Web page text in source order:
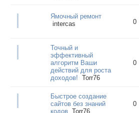
Ямочный ремонт
intercas
0
Точный и
эффективный
алгоритм Ваши
действий для роста
доходов! Torr76
0
Быстрое создание
сайтов без знаний
кодов Torr76
0